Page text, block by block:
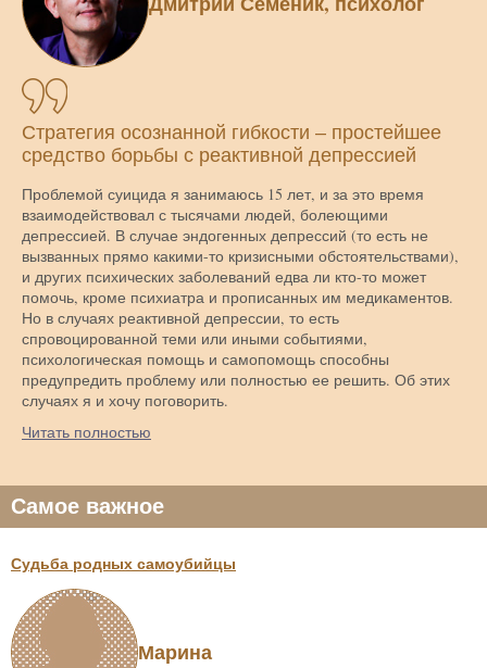
Самое важное
Судьба родных самоубийцы
Марина
Стратегия осознанной гибкости – простейшее
средство борьбы с реактивной депрессией
Проблемой суицида я занимаюсь 15 лет, и за это время
взаимодействовал с тысячами людей, болеющими
депрессией. В случае эндогенных депрессий (то есть не
вызванных прямо какими-то кризисными обстоятельствами),
и других психических заболеваний едва ли кто-то может
помочь, кроме психиатра и прописанных им медикаментов.
Но в случаях реактивной депрессии, то есть
спровоцированной теми или иными событиями,
психологическая помощь и самопомощь способны
предупредить проблему или полностью ее решить. Об этих
случаях я и хочу поговорить.
Читать полностью